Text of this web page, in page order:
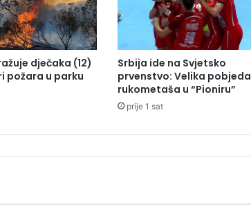
d
r
o
d
i
t
i
dječaka (12)
požara u parku
Srbija ide na Svjetsko
prvenstvo: Velika pobjeda
rukometaša u “Pioniru”
prije 1 sat